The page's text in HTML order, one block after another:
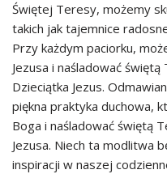
Świętej Teresy, możemy
takich jak tajemnice
Przy każdym paciorku,
Jezusa i naśladować
Dzieciątka Jezus.
piękna praktyka duchowa,
Boga i naśladować świętą
Jezusa. Niech ta modlitwa
inspiracji w naszej